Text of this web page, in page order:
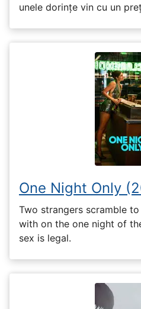
unele dorințe vin cu un
One Night Only
Two strangers scramble
with on the one night of
sex is legal.